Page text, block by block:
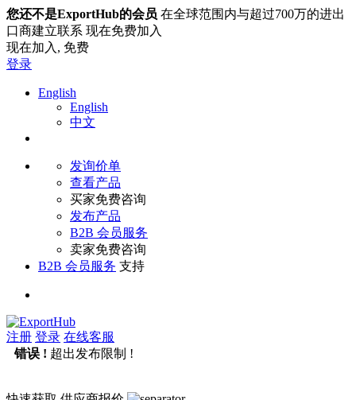
您还不是ExportHub的会员 在全球范围内与超过700万的进出
口商建立联系 现在免费加入
现在加入, 免费
登录
English
English
中文
发询价单
查看产品
买家免费咨询
发布产品
B2B 会员服务
卖家免费咨询
B2B 会员服务 支持
注册 登录 在线客服
错误 ! 超出发布限制 !